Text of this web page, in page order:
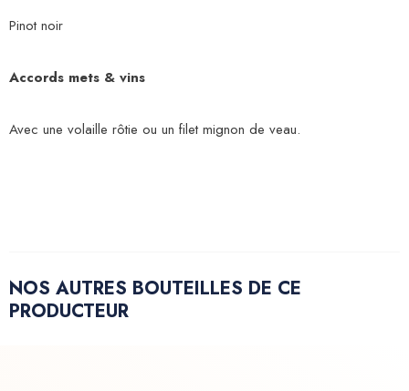
Pinot noir
Accords mets & vins
Avec une volaille rôtie ou un filet mignon de veau.
NOS AUTRES BOUTEILLES DE CE
PRODUCTEUR